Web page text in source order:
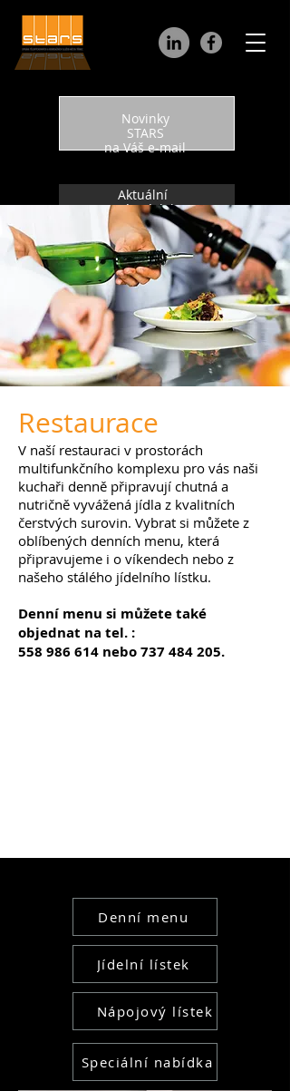
Verze pro zrakově
znevýhodněné
Online rezervace
a vytíženost
sportovišť
Aktuální
otevírací doba
Novinky
STARS
na Váš e-mail
Restaurace
V naší restauraci v prostorách
multifunkčního komplexu pro vás naši
kuchaři denně připravují chutná a
nutričně vyvážená jídla z kvalitních
čerstvých surovin. Vybrat si můžete z
oblíbených denních menu, která
připravujeme i o víkendech nebo z
našeho stálého jídelního lístku.
Denní menu si můžete také
objednat na tel. :
558 986 614 nebo737 484 205.
Denní menu
Jídelní lístek
Nápojový lístek
Speciální nabídka